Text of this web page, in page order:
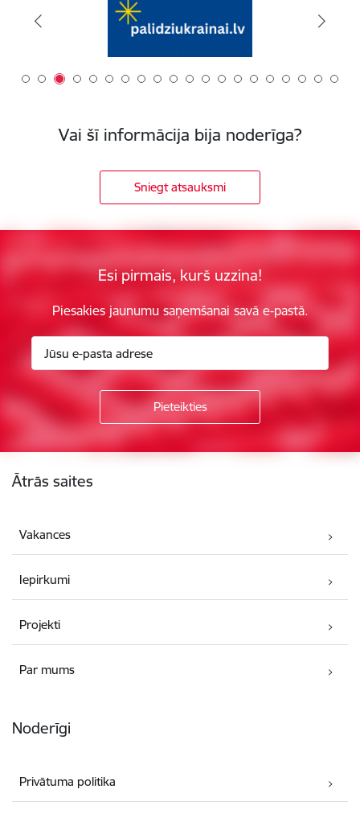
Vai šī informācija bija noderīga?
Sniegt atsauksmi
Esi pirmais, kurš uzzina!
Piesakies jaunumu saņemšanai savā e-pastā.
Ātrās saites
Vakances
Iepirkumi
Projekti
Par mums
Noderīgi
Privātuma politika